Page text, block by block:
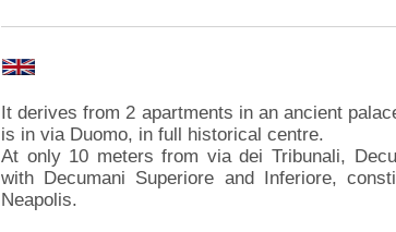
It derives from 2 apartments in an ancient
is in via Duomo, in full historical centre.
At only 10 meters from via dei Tribunali,
with Decumani Superiore and Inferiore,
Neapolis.